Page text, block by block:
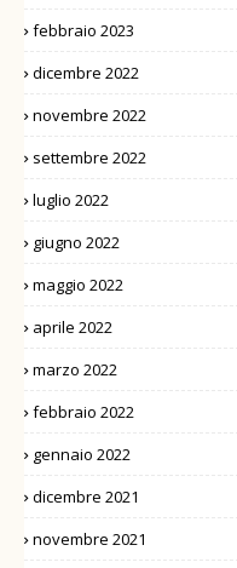
febbraio 2023
dicembre 2022
novembre 2022
settembre 2022
luglio 2022
giugno 2022
maggio 2022
aprile 2022
marzo 2022
febbraio 2022
gennaio 2022
dicembre 2021
novembre 2021